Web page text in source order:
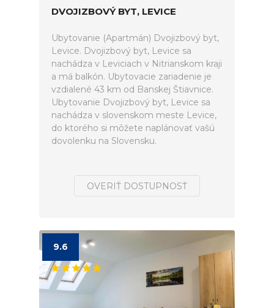
DVOJIZBOVÝ BYT, LEVICE
Ubytovanie (Apartmán) Dvojizbový byt,
Levice. Dvojizbový byt, Levice sa
nachádza v Leviciach v Nitrianskom kraji
a má balkón. Ubytovacie zariadenie je
vzdialené 43 km od Banskej Štiavnice.
Ubytovanie Dvojizbový byt, Levice sa
nachádza v slovenskom meste Levice,
do ktorého si môžete naplánovať vašú
dovolenku na Slovensku.
OVERIŤ DOSTUPNOSŤ
9.6